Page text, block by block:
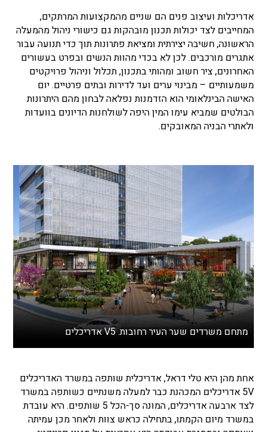
אדריכלות ועיצוב פנים הם שניים מהמקצועות המרתקים,
המחייבים לצד יכולות תכנון מובהקות גם כישורי ניהול מהמעלה
הראשונה, חשיבה יצירתית ומציאת פתרונות תוך כדי תנועה עבור
אתגרים מורכבים. לכן לא בכדי מהוות הנשים ובפרט בעשורים
האחרונים, ציר חשוב ומהותי בתכנון, תכלול וניהול פרויקטים
משמעותיים – מבינוי ערים ועד לדירות ובתים פרטיים. יום
האישה הבינלאומי הוא הזדמנות נפלאה לבחון מהם היתרונות
הבולטים שמביא עימו המין היפה לשולחנות הדיונים בוועדות
ולאתרי הבניה המאובקים.
מתחם משרדים שער העיר רחובות. V5 אדריכלים
אחת מהן היא טלי דראל, אדריכלית שותפה במשרד האדריכלים
5V אדריכלים המכהנת כבר למעלה משנתיים כשותפה במשרד
לצד ארבעה אדריכלים, המונה סך-הכל 5 שותפים. היא עובדת
במשרד מיום הקמתו, בתחילה כראש צוות ולאחר מכן עמיתה